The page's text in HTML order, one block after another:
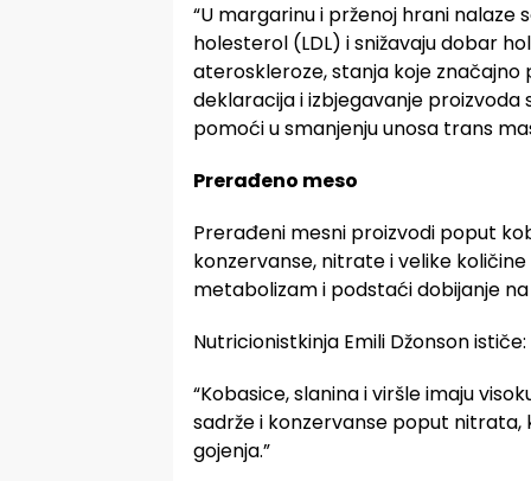
“U margarinu i prženoj hrani nalaze
holesterol (LDL) i snižavaju dobar
ateroskleroze, stanja koje značajno
deklaracija i izbjegavanje proizvoda
pomoći u smanjenju unosa trans
Prerađeno meso
Prerađeni mesni proizvodi poput
konzervanse, nitrate i velike
metabolizam i podstaći dobijanje na
Nutricionistkinja Emili Džonson ističe:
“Kobasice, slanina i viršle imaju
sadrže i konzervanse poput
gojenja.”